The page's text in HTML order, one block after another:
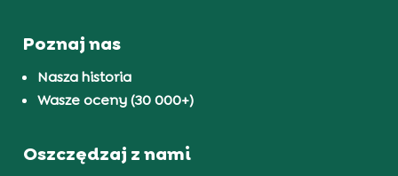
Poznaj nas
Nasza historia
Wasze oceny (30 000+)
Oszczędzaj z nami